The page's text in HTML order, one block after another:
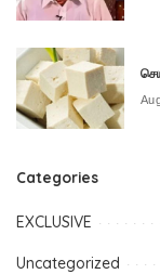
Categories
EXCLUSIVE
Uncategorized